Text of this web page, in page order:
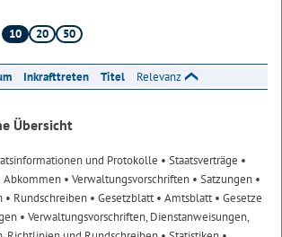
10 20 50
Inkrafttreten Titel Relevanz
Übersicht
und Protokolle • Staatsverträge •
Abkommen • Verwaltungsvorschriften • Satzungen •
• Rundschreiben • Gesetzblatt• Amtsblatt• Gesetze
• Verwaltungsvorschriften, Dienstanweisungen,